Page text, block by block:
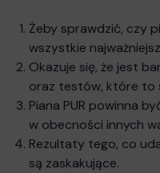
Żeby sprawdzić, czy
wszystkie
Okazuje się, że jest
oraz testów, które to
Piana PUR powinna
w obecności innych
Rezultaty tego, co
są zaskakujące.